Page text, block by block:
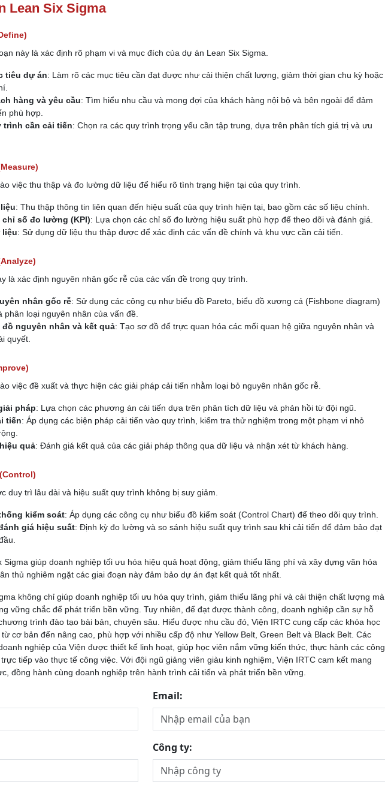
Lean Six Sigma
này là xác định rõ phạm vi và mục đích của dự án Lean Six Sigma.
tiêu dự án: Làm rõ các mục tiêu cần đạt được như cải thiện chất lượng, giảm thời gian chu kỳ hoặc
hàng và yêu cầu: Tìm hiểu nhu cầu và mong đợi của khách hàng nội bộ và bên ngoài để đảm
phù hợp.
trình cần cải tiến: Chọn ra các quy trình trọng yếu cần tập trung, dựa trên phân tích giá trị và ưu
việc thu thập và đo lường dữ liệu để hiểu rõ tình trạng hiện tại của quy trình.
: Thu thập thông tin liên quan đến hiệu suất của quy trình hiện tại, bao gồm các số liệu chính.
chỉ số đo lường (KPI): Lựa chọn các chỉ số đo lường hiệu suất phù hợp để theo dõi và đánh giá.
liệu: Sử dụng dữ liệu thu thập được để xác định các vấn đề chính và khu vực cần cải tiến.
là xác định nguyên nhân gốc rễ của các vấn đề trong quy trình.
nhân gốc rễ: Sử dụng các công cụ như biểu đồ Pareto, biểu đồ xương cá (Fishbone diagram)
phân loại nguyên nhân của vấn đề.
nguyên nhân và kết quả: Tạo sơ đồ để trực quan hóa các mối quan hệ giữa nguyên nhân và
quyết.
việc đề xuất và thực hiện các giải pháp cải tiến nhằm loại bỏ nguyên nhân gốc rễ.
pháp: Lựa chọn các phương án cải tiến dựa trên phân tích dữ liệu và phản hồi từ đội ngũ.
tiến: Áp dụng các biện pháp cải tiến vào quy trình, kiểm tra thử nghiệm trong một phạm vi nhỏ
quả: Đánh giá kết quả của các giải pháp thông qua dữ liệu và nhận xét từ khách hàng.
duy trì lâu dài và hiệu suất quy trình không bị suy giảm.
kiểm soát: Áp dụng các công cụ như biểu đồ kiểm soát (Control Chart) để theo dõi quy trình.
giá hiệu suất: Định kỳ đo lường và so sánh hiệu suất quy trình sau khi cải tiến để đảm bảo đạt
Sigma giúp doanh nghiệp tối ưu hóa hiệu quả hoạt động, giảm thiểu lãng phí và xây dựng văn hóa
thủ nghiêm ngặt các giai đoạn này đảm bảo dự án đạt kết quả tốt nhất.
không chỉ giúp doanh nghiệp tối ưu hóa quy trình, giảm thiểu lãng phí và cải thiện chất lượng mà
vững chắc để phát triển bền vững. Tuy nhiên, để đạt được thành công, doanh nghiệp cần sự hỗ
trình đào tạo bài bản, chuyên sâu. Hiểu được nhu cầu đó, Viện IRTC cung cấp các khóa học
cơ bản đến nâng cao, phù hợp với nhiều cấp độ như Yellow Belt, Green Belt và Black Belt. Các
nghiệp của Viện được thiết kế linh hoạt, giúp học viên nắm vững kiến thức, thực hành các công
tiếp vào thực tế công việc. Với đội ngũ giảng viên giàu kinh nghiệm, Viện IRTC cam kết mang
đồng hành cùng doanh nghiệp trên hành trình cải tiến và phát triển bền vững.
Email:
Công ty: